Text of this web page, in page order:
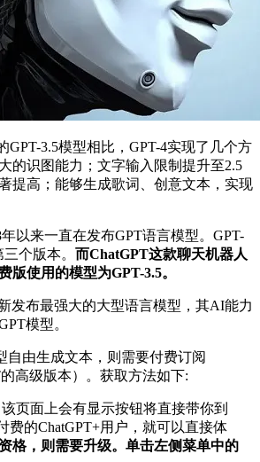
GPT-3.5模型相比，GPT-4实现了几个方
的识图能力；文字输入限制提升至2.5
提高；能够生成歌词、创意文本，实现
以来一直在发布GPT语言模型。GPT-
个版本。 而ChatGPT这款聊天机器人
版使用的模型为GPT-3.5。
发布最强大的大型语言模型，其AI能力
模型。
自由生成文本，则需要付费订阅
的高级版本）。获取方法如下:
页面上会有显示按钮将直接带你到
费的ChatGPT+用户，就可以直接体
格，则需要升级。单击左侧菜单中的